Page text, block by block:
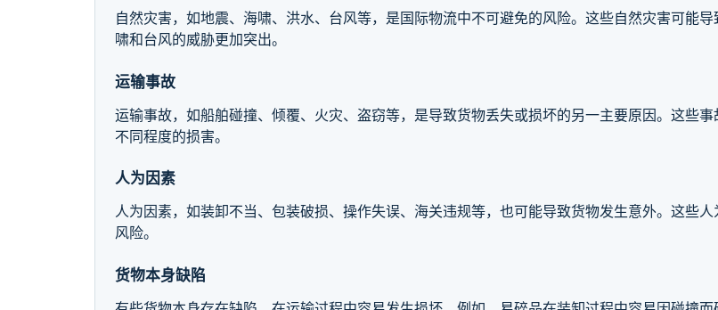
自然灾害，如地震、海啸、洪水、台风等，是国际物流中不可避免的风险。这些自然灾害可能
啸和台风的威胁更加突出。
运输事故
运输事故，如船舶碰撞、倾覆、火灾、盗窃等，是导致货物丢失或损坏的另一主要原因。这些
不同程度的损害。
人为因素
人为因素，如装卸不当、包装破损、操作失误、海关违规等，也可能导致货物发生意外。这些
风险。
货物本身缺陷